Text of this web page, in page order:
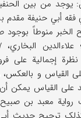
یوجد من بین
فقه أبي حنیفة مقدم
الخبر منوطاً بوجود
نظرة إجمالیة
القیاس و
علی القیاس یمکن
روایة معبد بن